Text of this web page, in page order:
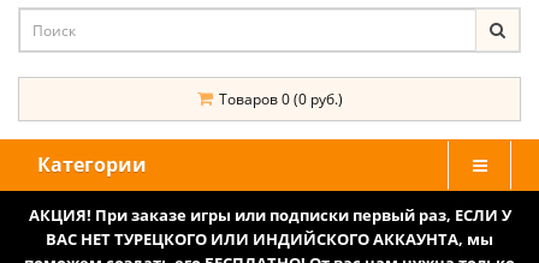
Товаров 0 (0 руб.)
Категории
АКЦИЯ! При заказе игры или подписки первый раз, ЕСЛИ У
ВАС НЕТ ТУРЕЦКОГО ИЛИ ИНДИЙСКОГО АККАУНТА, мы